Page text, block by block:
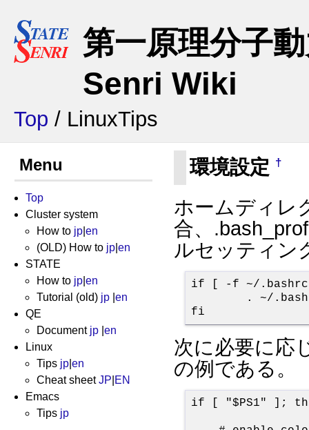
第一原理分子
Senri Wiki
Top / LinuxTips
Menu
Top
Cluster system
How to jp en
(OLD) How to jp en
STATE
How to jp en
Tutorial (old) jp en
QE
Document jp en
Linux
Tips jp en
Cheat sheetJP EN
Emacs
Tips jp
環境設定 †
ホームディレ
合、
ルセッティン
if [ -f ~/
. ~/
fi
次に必要に応
の例である。
if [ "$PS1" ];